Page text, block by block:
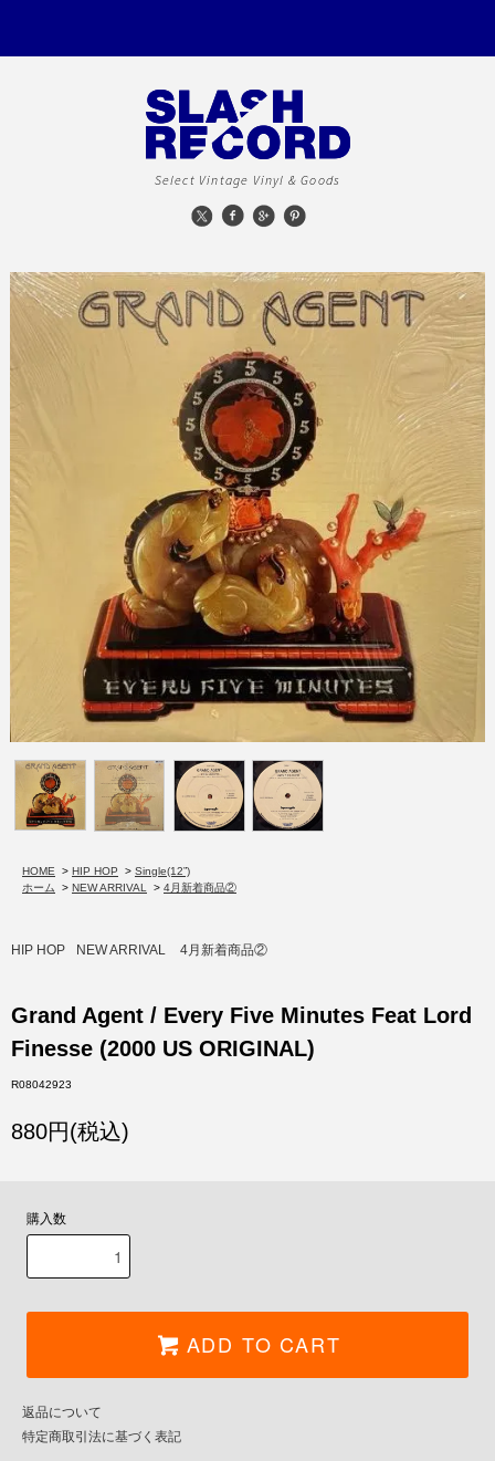
Select Vintage Vinyl & Goods
HOME > HIP HOP > Single(12”)
ホーム
> NEW ARRIVAL > 4月新着商品②
HIP HOP NEW ARRIVAL 4月新着商品②
Grand Agent / Every Five Minutes Feat Lord
Finesse (2000 US ORIGINAL)
R08042923
880円(税込)
購入数
ADD TO CART
返品について
特定商取引法に基づく表記